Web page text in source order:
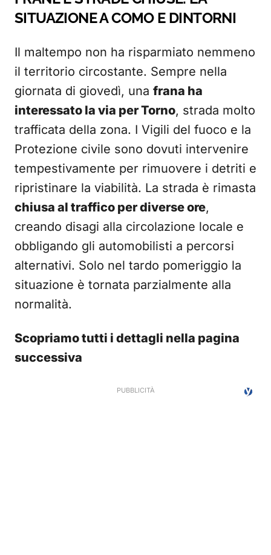
SITUAZIONE A COMO E DINTORNI
Il maltempo non ha risparmiato nemmeno
il territorio circostante. Sempre nella
giornata di giovedì, una frana ha
interessato la via per Torno, strada molto
trafficata della zona. I Vigili del fuoco e la
Protezione civile sono dovuti intervenire
tempestivamente per rimuovere i detriti e
ripristinare la viabilità. La strada è rimasta
chiusa al traffico per diverse ore,
creando disagi alla circolazione locale e
obbligando gli automobilisti a percorsi
alternativi. Solo nel tardo pomeriggio la
situazione è tornata parzialmente alla
normalità.
Scopriamo tutti i dettagli nella pagina
successiva